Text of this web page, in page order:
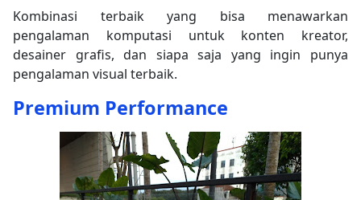
Kombinasi terbaik yang bisa menawarkan
pengalaman komputasi untuk konten kreator,
desainer grafis, dan siapa saja yang ingin punya
pengalaman visual terbaik.
Premium Performance